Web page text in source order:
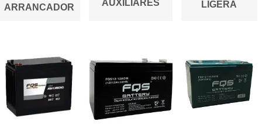
ARRANCADOR
AUXILIARES
LIGERA